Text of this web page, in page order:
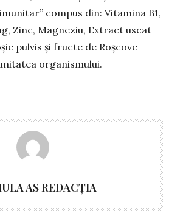
compus din: Vita­mina B1,
Zinc, Magneziu, Extract uscat
pulvis și fructe de Roșcove
organis­mu­lui.
AS REDACȚIA